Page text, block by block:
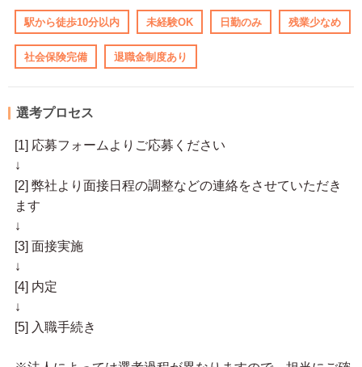
駅から徒歩10分以内 未経験OK 日勤のみ 残業少なめ
社会保険完備 退職金制度あり
選考プロセス
[1] 応募フォームよりご応募ください
↓
[2] 弊社より面接日程の調整などの連絡をさせていただき
ます
↓
[3] 面接実施
↓
[4] 内定
↓
[5] 入職手続き